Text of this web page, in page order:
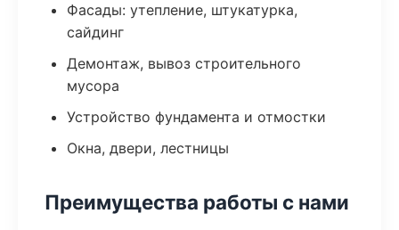
Фасады: утепление, штукатурка,
сайдинг
Демонтаж, вывоз строительного
мусора
Устройство фундамента и отмостки
Окна, двери, лестницы
Преимущества работы с нами